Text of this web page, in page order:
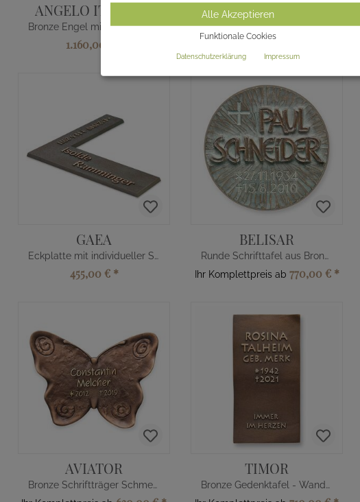
ANGELO ITALIEAE
Bronze Engel mit Buch - italienisch
1.160,00 €
ANCUS
Buch aus Bronze als Gedenktafel
GAEA
Eckplatte mit individueller Schrift
455,00 € *
BELISAR
Runde Schrifttafel aus Bronze
Ihr Komplettpreis ab 770,00 € *
AVIATOR
Bronze Schriftträger Schmetterling
TIMOR
Bronze Gedenktafel - Wandmontage
Alle Akzeptieren
Funktionale Cookies
Datenschutzerklärung Impressum